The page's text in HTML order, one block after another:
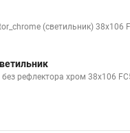
(светильник) 38x106
рефлектора хром 38х106